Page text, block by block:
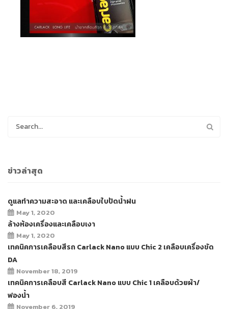
ข่าวล่าสุด
ดูแลทำความสะอาด และเคลือบใบปัดน้ำฝน
May 1, 2020
ล้างห้องเครื่องและเคลือบเงา
May 1, 2020
เทคนิคการเคลือบสีรถ Carlack Nano แบบ Chic 2 เคลือบเครื่องขัด
DA
November 18, 2019
เทคนิคการเคลือบสี Carlack Nano แบบ Chic 1 เคลือบด้วยผ้า/
ฟองน้ำ
November 6, 2019